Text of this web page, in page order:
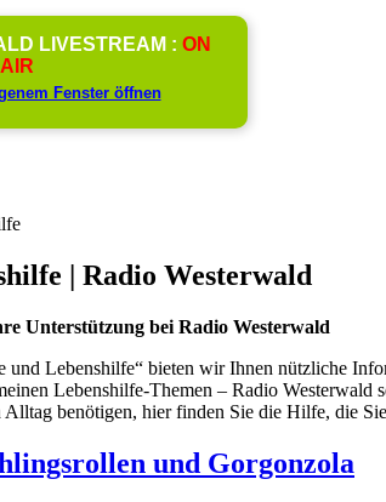
LIVESTREAM : ON
AIR
Fenster öffnen
| Radio Westerwald
Unterstützung bei Radio Westerwald
und Lebenshilfe“ bieten wir Ihnen nützliche
Lebenshilfe-Themen – Radio
benötigen, hier finden Sie die Hilfe, die
und Gorgonzola